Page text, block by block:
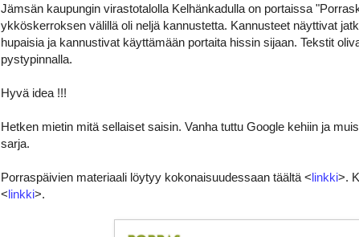
Jämsän kaupungin virastotalolla Kelhänkadulla on portaissa
ykköskerroksen välillä oli neljä kannustetta. Kannusteet näyttivat
hupaisia ja kannustivat käyttämään portaita hissin sijaan. Tekstit
pystypinnalla.
Hyvä idea !!!
Hetken mietin mitä sellaiset saisin. Vanha tuttu Google kehiin ja
sarja.
Porraspäivien materiaali löytyy kokonaisuudessaan täältä <linkki>.
<linkki>.